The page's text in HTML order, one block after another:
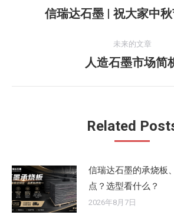
历
的
文
信瑞达石墨 | 祝大家中秋
未来的文章
未
章：
人造石墨市场简
Related
信瑞达石墨的承烧板
点？选型看什么？
2026年8月7日